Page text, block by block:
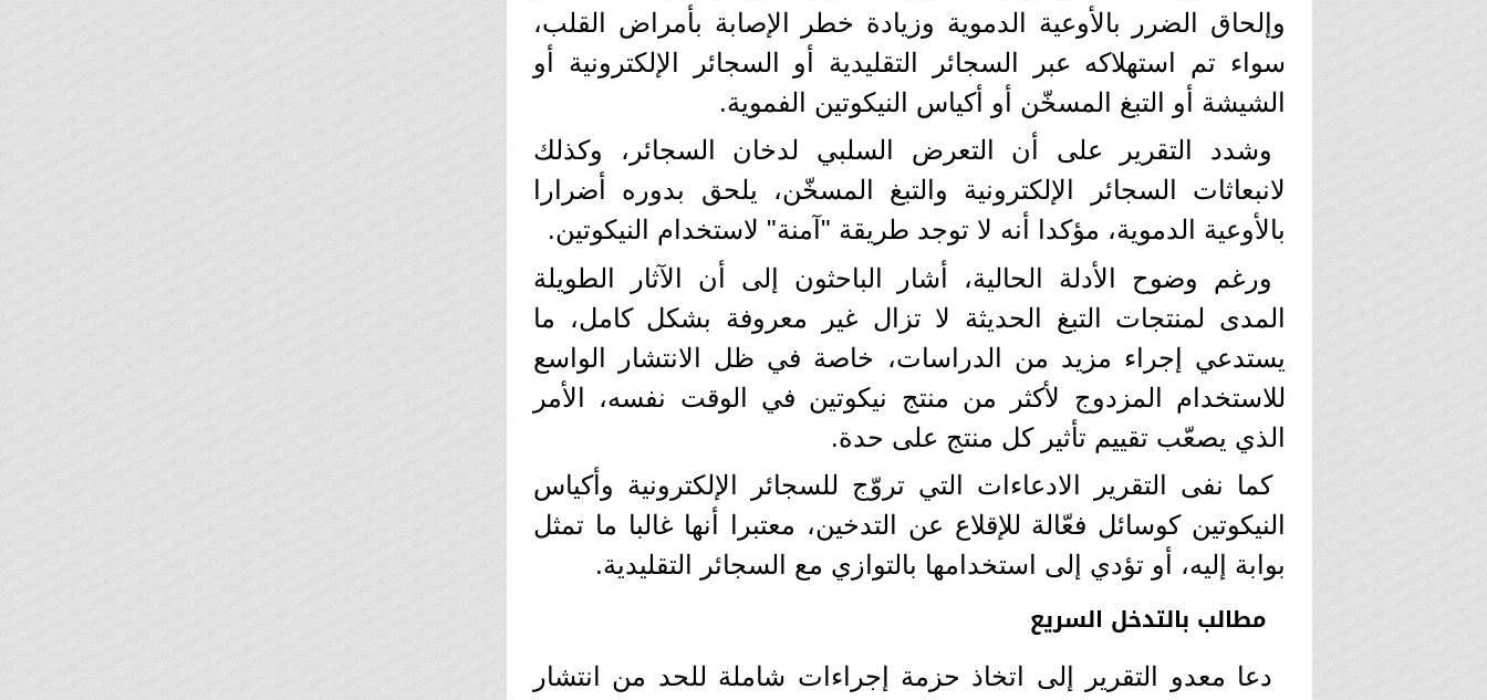
وإلحاق الضرر بالأوعية الدموية وزيادة خطر الإصابة بأمراض القلب،
سواء تم استهلاكه عبر السجائر التقليدية أو السجائر الإلكترونية أو
الشيشة أو التبغ المسخّن أو أكياس النيكوتين الفموية.
وشدد التقرير على أن التعرض السلبي لدخان السجائر، وكذلك
لانبعاثات السجائر الإلكترونية والتبغ المسخّن، يلحق بدوره أضرارا
بالأوعية الدموية، مؤكدا أنه لا توجد طريقة "آمنة" لاستخدام النيكوتين.
ورغم وضوح الأدلة الحالية، أشار الباحثون إلى أن الآثار الطويلة
المدى لمنتجات التبغ الحديثة لا تزال غير معروفة بشكل كامل، ما
يستدعي إجراء مزيد من الدراسات، خاصة في ظل الانتشار الواسع
للاستخدام المزدوج لأكثر من منتج نيكوتين في الوقت نفسه، الأمر
الذي يصعّب تقييم تأثير كل منتج على حدة.
كما نفى التقرير الادعاءات التي تروّج للسجائر الإلكترونية وأكياس
النيكوتين كوسائل فعّالة للإقلاع عن التدخين، معتبرا أنها غالبا ما تمثل
بوابة إليه، أو تؤدي إلى استخدامها بالتوازي مع السجائر التقليدية.
مطالب بالتدخل السريع
دعا معدو التقرير إلى اتخاذ حزمة إجراءات شاملة للحد من انتشار